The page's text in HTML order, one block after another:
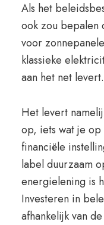
Als het
ook zou bepalen
voor
klassieke
aan het net levert.
Het levert
op, iets wat je
financiële
label duurzaam
energielening is
Investeren in
afhankelijk van